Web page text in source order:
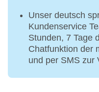
Unser deutsch
Kundenservice
Stunden, 7 Tage
Chatfunktion der
und per SMS zur